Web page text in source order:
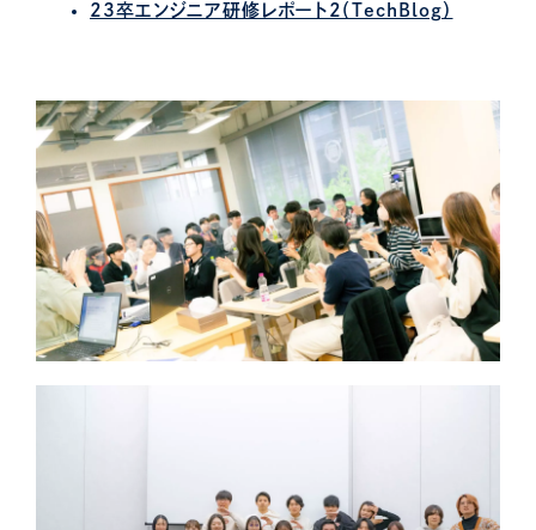
23卒エンジニア研修レポート2（TechBlog）